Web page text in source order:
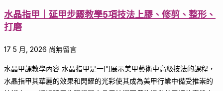
水晶指甲｜延甲步驟教學5項技法上膠、修剪、整形、
打磨
17 5 月, 2026 尚無留言
水晶甲課教學內容 水晶指甲是一門展示美甲藝術中高級技法的課程，
水晶指甲其華麗的效果和閃耀的光彩使其成為美甲行業中備受推崇的